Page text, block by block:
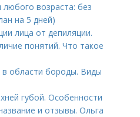
возраста: без
на 5 дней)
лица от депиляции.
понятий. Что такое
области бороды. Виды
губой. Особенности
и отзывы. Ольга